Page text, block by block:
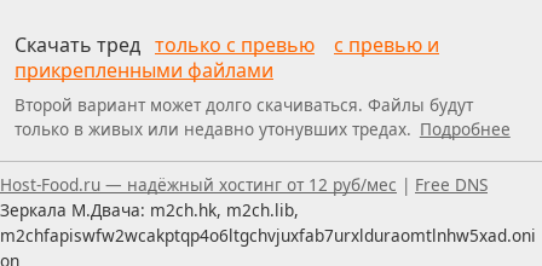
Скачать тред только с превью
с превью и
прикрепленными файлами
Второй вариант может долго скачиваться. Файлы будут
только в живых или недавно утонувших тредах. Подробнее
Пользуетесь скринридером — пишите, что можно
Host-Food.ru — надёжный хостинг от 12 руб/мес | Free DNS
Зеркала М.Двача: m2ch.hk, m2ch.lib,
m2chfapiswfw2wcakptqp4o6ltgchvjuxfab7urxlduraomtlnhw5xad.oni
on